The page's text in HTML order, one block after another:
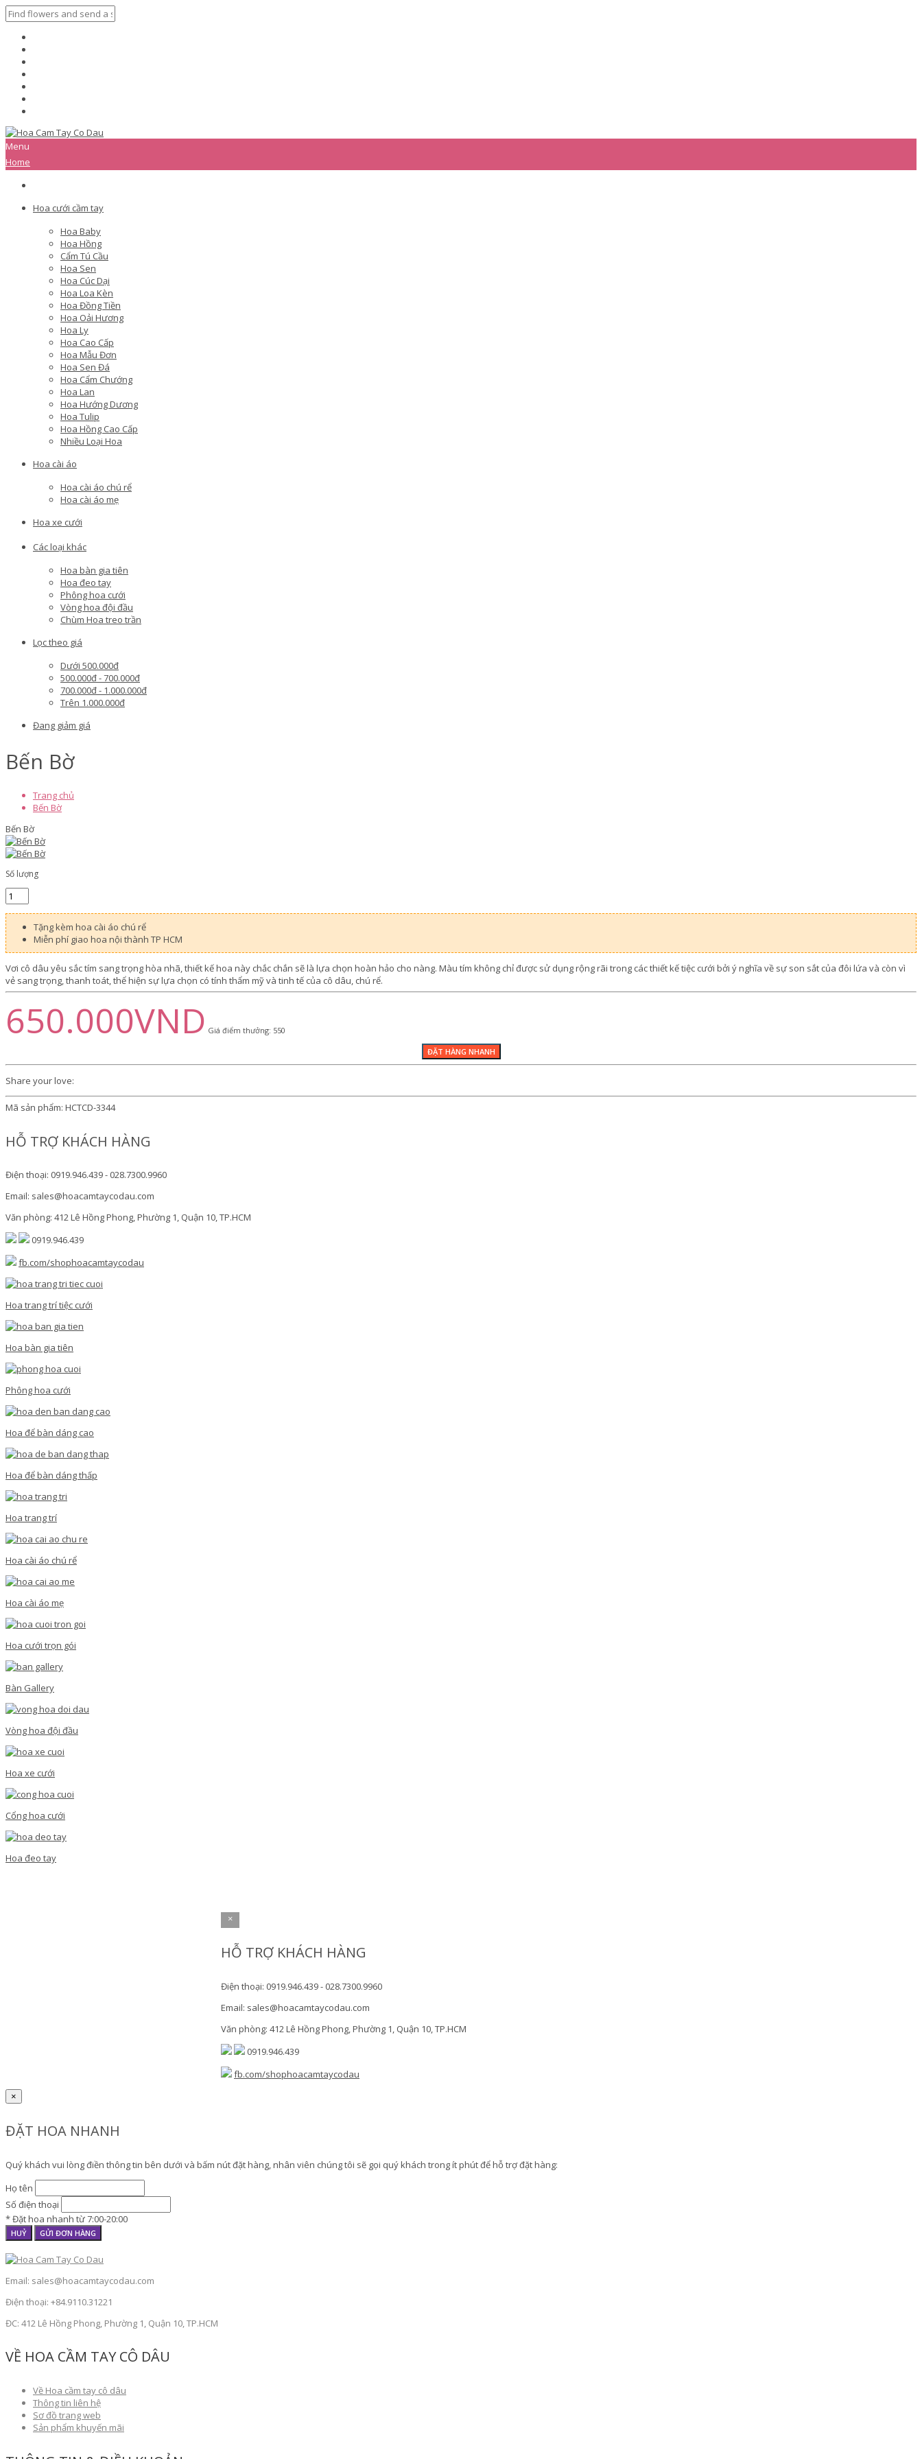
Menu
Home
Hoa cưới cầm tay
Hoa Baby
Hoa Hồng
Cẩm Tú Cầu
Hoa Sen
Hoa Cúc Dại
Hoa Loa Kèn
Hoa Đồng Tiền
Hoa Oải Hương
Hoa Ly
Hoa Cao Cấp
Hoa Mẫu Đơn
Hoa Sen Đá
Hoa Cẩm Chướng
Hoa Lan
Hoa Hướng Dương
Hoa Tulip
Hoa Hồng Cao Cấp
Nhiều Loại Hoa
Hoa cài áo
Hoa cài áo chú rể
Hoa cài áo mẹ
Hoa xe cưới
Các loại khác
Hoa bàn gia tiên
Hoa đeo tay
Phông hoa cưới
Vòng hoa đội đầu
Chùm Hoa treo trần
Lọc theo giá
Dưới 500.000đ
500.000đ - 700.000đ
700.000đ - 1.000.000đ
Trên 1.000.000đ
Đang giảm giá
Bến Bờ
Trang chủ
Bến Bờ
Bến Bờ
Số lượng
Tặng kèm hoa cài áo chú rể
Miễn phí giao hoa nội thành TP HCM
Vơi cô dâu yêu sắc tím sang trọng hòa nhã, thiết kế hoa này chắc chắn sẽ là lựa chọn hoàn hảo cho nàng. Màu tím không chỉ được sử dụng rộng rãi trong các thiết kế tiệc cưới bởi ý nghĩa về sự son sắt của đôi lứa và còn vì
vẻ sang trọng, thanh toát, thể hiện sự lựa chọn có tính thẩm mỹ và tinh tế của cô dâu, chú rể.
650.000VND Giá điểm thưởng: 550
Share your love:
Mã sản phẩm: HCTCD-3344
HỖ TRỢ KHÁCH HÀNG
Điện thoại: 0919.946.439 - 028.7300.9960
Email: sales@hoacamtaycodau.com
Văn phòng: 412 Lê Hồng Phong, Phường 1, Quận 10, TP.HCM
0919.946.439
fb.com/shophoacamtaycodau
Hoa trang trí tiệc cưới
Hoa bàn gia tiên
Phông hoa cưới
Hoa để bàn dáng cao
Hoa để bàn dáng thấp
Hoa trang trí
Hoa cài áo chú rể
Hoa cài áo mẹ
Hoa cưới trọn gói
Bàn Gallery
Vòng hoa đội đầu
Hoa xe cưới
Cổng hoa cưới
Hoa đeo tay
×
HỖ TRỢ KHÁCH HÀNG
Điện thoại: 0919.946.439 - 028.7300.9960
Email: sales@hoacamtaycodau.com
Văn phòng: 412 Lê Hồng Phong, Phường 1, Quận 10, TP.HCM
0919.946.439
fb.com/shophoacamtaycodau
×
ĐẶT HOA NHANH
Quý khách vui lòng điền thông tin bên dưới và bấm nút đặt hàng, nhân viên chúng tôi sẽ gọi quý khách trong ít phút để hỗ trợ đặt hàng:
Họ tên
Số điện thoại
* Đặt hoa nhanh từ 7:00-20:00
HUỶ GỬI ĐƠN HÀNG
Email: sales@hoacamtaycodau.com
Điện thoại: +84.9110.31221
ĐC: 412 Lê Hồng Phong, Phường 1, Quận 10, TP.HCM
VỀ HOA CẦM TAY CÔ DÂU
Về Hoa cầm tay cô dâu
Thông tin liên hệ
Sơ đồ trang web
Sản phẩm khuyến mãi